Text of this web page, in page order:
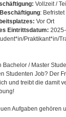
Vollzeit /
: Befristet
Vor Ort
Eintrittsdatum:
Praktikant*in/
Bachelor / Master
Studenten Job? Der
und treibt die damit
Aufgaben gehören